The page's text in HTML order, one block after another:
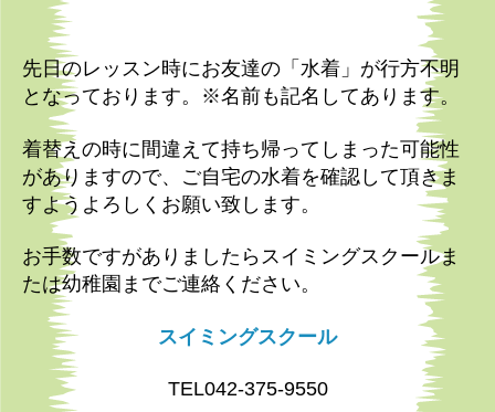
先日のレッスン時にお友達の「水着」が行方不明
となっております。※名前も記名してあります。
着替えの時に間違えて持ち帰ってしまった可能性
がありますので、ご自宅の水着を確認して頂きま
すようよろしくお願い致します。
お手数ですがありましたらスイミングスクールま
たは幼稚園までご連絡ください。
スイミングスクール
TEL042-375-9550